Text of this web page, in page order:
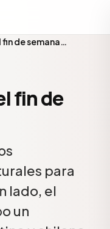
de semana…
fin de
para
lado, el
un